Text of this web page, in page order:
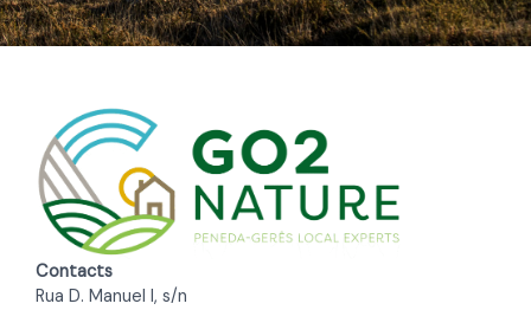
Contacts
Rua D. Manuel I, s/n